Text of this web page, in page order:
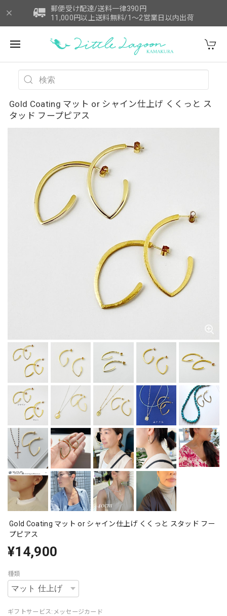
郵便受け配達/送料一律390円
11,000円以上送料無料/1～2営業日以内出荷
Gold Coating マット or シャイン仕上げ くくっと ス
タッド フープピアス
Gold Coating マット or シャイン仕上げ くくっと スタッド フー
プピアス
¥14,900
種類
ギフトサービス:メッセージカード